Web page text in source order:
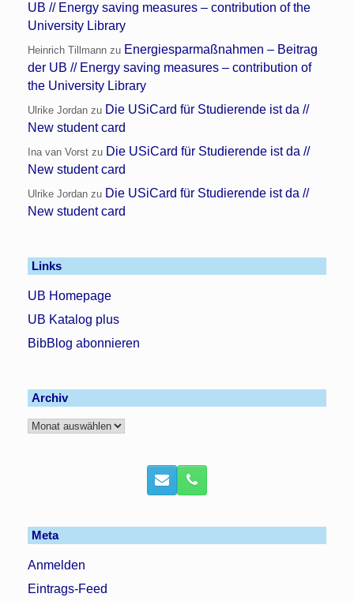
UB // Energy saving measures – contribution of the
University Library
Heinrich Tillmann zu Energiesparmaßnahmen – Beitrag
der UB // Energy saving measures – contribution of
the University Library
Ulrike Jordan zu Die USiCard für Studierende ist da //
New student card
Ina van Vorst zu Die USiCard für Studierende ist da //
New student card
Ulrike Jordan zu Die USiCard für Studierende ist da //
New student card
Links
UB Homepage
UB Katalog plus
BibBlog abonnieren
Archiv
Archiv
Meta
Anmelden
Eintrags-Feed